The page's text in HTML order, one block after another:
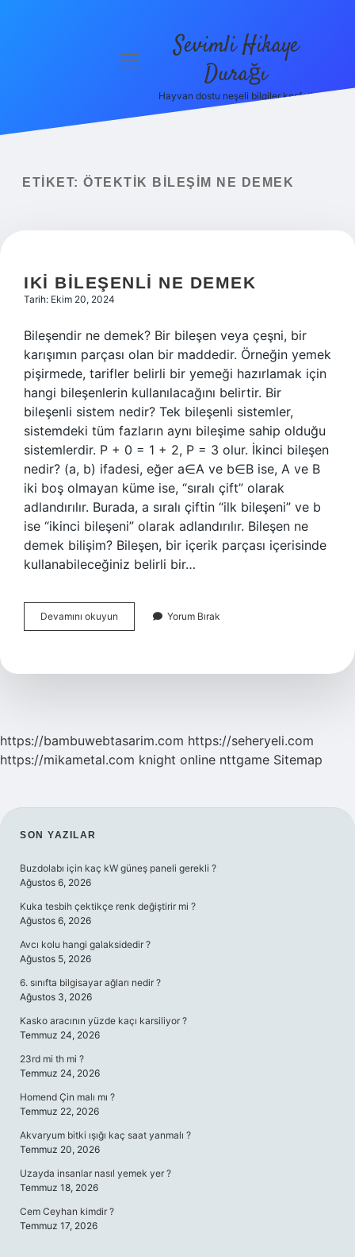
menüyü
Sevimli Hikaye
Durağı
Hayvan dostu neşeli bilgiler keşfet!
ETIKET: ÖTEKTIK BILEŞIM NE DEMEK
IKI BILEŞENLI NE DEMEK
Tarih: Ekim 20, 2024
Bileşendir ne demek? Bir bileşen veya çeşni, bir
karışımın parçası olan bir maddedir. Örneğin yemek
pişirmede, tarifler belirli bir yemeği hazırlamak için
hangi bileşenlerin kullanılacağını belirtir. Bir
bileşenli sistem nedir? Tek bileşenli sistemler,
sistemdeki tüm fazların aynı bileşime sahip olduğu
sistemlerdir. P + 0 = 1 + 2, P = 3 olur. İkinci bileşen
nedir? (a, b) ifadesi, eğer a∈A ve b∈B ise, A ve B
iki boş olmayan küme ise, “sıralı çift” olarak
adlandırılır. Burada, a sıralı çiftin “ilk bileşeni” ve b
ise “ikinci bileşeni” olarak adlandırılır. Bileşen ne
demek bilişim? Bileşen, bir içerik parçası içerisinde
kullanabileceğiniz belirli bir…
Devamını okuyun
Bileşenli
Yorum Bırak
https://bambuwebtasarim.com https://seheryeli.com
https://mikametal.com knight online nttgame Sitemap
SIDEBAR
SON YAZILAR
Buzdolabı için kaç kW güneş paneli gerekli ?
Ağustos 6, 2026
Kuka tesbih çektikçe renk değiştirir mi ?
Ağustos 6, 2026
Avcı kolu hangi galaksidedir ?
Ağustos 5, 2026
6. sınıfta bilgisayar ağları nedir ?
Ağustos 3, 2026
Kasko aracının yüzde kaçı karsiliyor ?
Temmuz 24, 2026
23rd mi th mi ?
Temmuz 24, 2026
Homend Çin malı mı ?
Temmuz 22, 2026
Akvaryum bitki ışığı kaç saat yanmalı ?
Temmuz 20, 2026
Uzayda insanlar nasıl yemek yer ?
Temmuz 18, 2026
Cem Ceyhan kimdir ?
Temmuz 17, 2026